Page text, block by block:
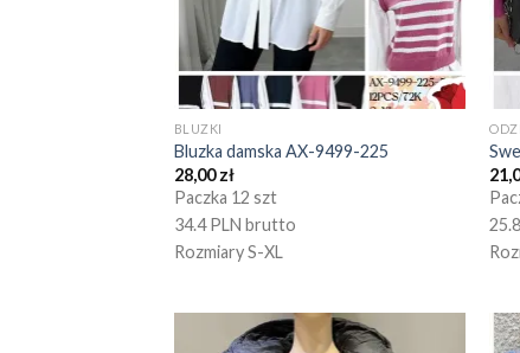
BLUZKI
Bluzka damska AX-9499-225
28,00zł
Paczka 12 szt
34.4 PLN brutto
Rozmiary S-XL